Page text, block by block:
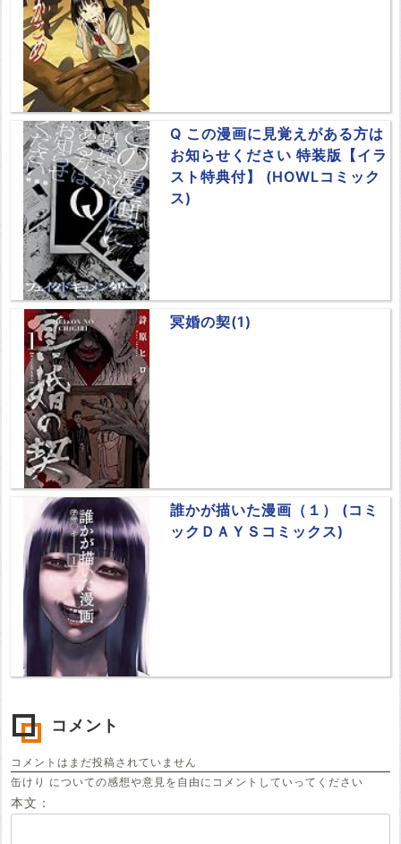
Q この漫画に見覚えがある方は
お知らせください 特装版【イラ
スト特典付】 (HOWLコミック
ス)
冥婚の契(1)
誰かが描いた漫画（１） (コミ
ックＤＡＹＳコミックス)
コメント
コメントはまだ投稿されていません
缶けり についての感想や意見を自由にコメントしていってください
本文：